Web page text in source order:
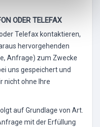
ODER TELEFAX
Telefax kontaktieren,
hervorgehenden
Anfrage) zum Zwecke
uns gespeichert und
nicht ohne Ihre
auf Grundlage von Art.
mit der Erfüllung